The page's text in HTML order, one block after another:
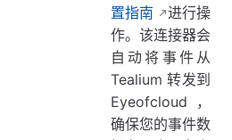
置指南
进行操
作。该连接器会
自动将事件从
Tealium 转发到
Eyeofcloud，
确保您的事件数